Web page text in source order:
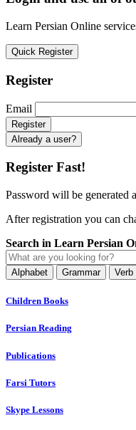
Learn Persian Online
Quick Register
Register
Email
Already a user?
Register Fast!
Password will be generated
After registration you can
Search in Learn Persian
Alphabet Grammar Verb
Children Books
Persian Reading
Publications
Farsi Tutors
Skype Lessons